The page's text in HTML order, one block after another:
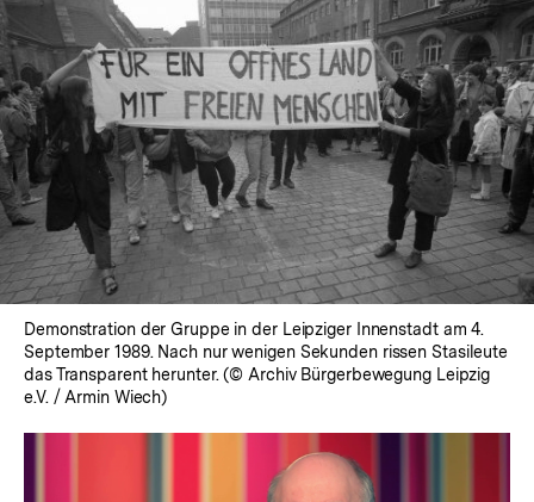
Demonstration der Gruppe in der Leipziger Innenstadt am 4.
September 1989. Nach nur wenigen Sekunden rissen Stasileute
das Transparent herunter. (© Archiv Bürgerbewegung Leipzig
e.V. / Armin Wiech)